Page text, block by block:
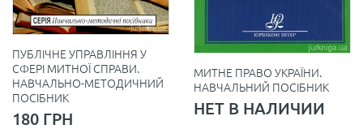
ПУБЛІЧНЕ УПРАВЛІННЯ У
СФЕРІ МИТНОЇ СПРАВИ.
НАВЧАЛЬНО-МЕТОДИЧНИЙ
ПОСІБНИК
180 ГРН
МИТНЕ ПРАВО УКРАЇНИ.
НАВЧАЛЬНИЙ ПОСІБНИК
НЕТ В НАЛИЧИИ